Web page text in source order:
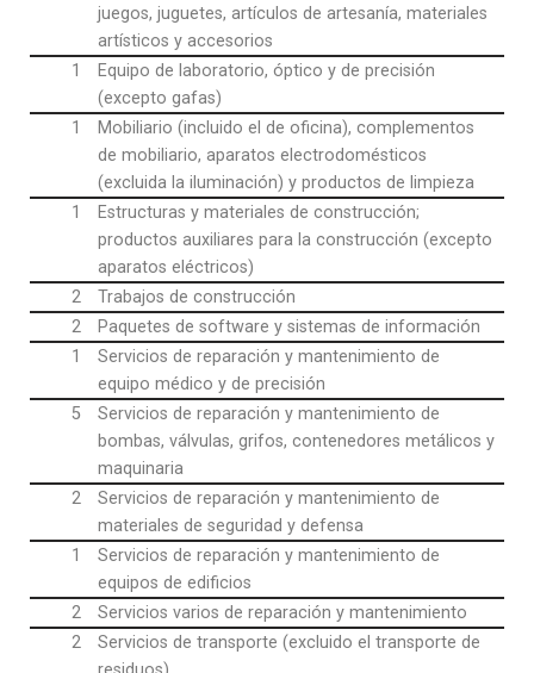
juegos, juguetes, artículos de artesanía, materiales
artísticos y accesorios
1
Equipo de laboratorio, óptico y de precisión
(excepto gafas)
1
Mobiliario (incluido el de oficina), complementos
de mobiliario, aparatos electrodomésticos
(excluida la iluminación) y productos de limpieza
1
Estructuras y materiales de construcción;
productos auxiliares para la construcción (excepto
aparatos eléctricos)
2
Trabajos de construcción
2
Paquetes de software y sistemas de información
1
Servicios de reparación y mantenimiento de
equipo médico y de precisión
5
Servicios de reparación y mantenimiento de
bombas, válvulas, grifos, contenedores metálicos y
maquinaria
2
Servicios de reparación y mantenimiento de
materiales de seguridad y defensa
1
Servicios de reparación y mantenimiento de
equipos de edificios
2
Servicios varios de reparación y mantenimiento
2
Servicios de transporte (excluido el transporte de